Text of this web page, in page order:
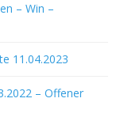
– Win –
11.04.2023
– Offener